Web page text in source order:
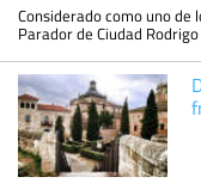
Considerado como uno de
Parador de Ciudad